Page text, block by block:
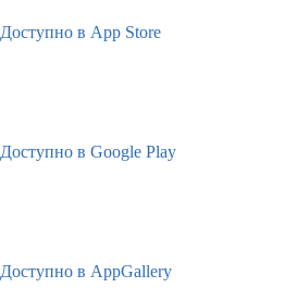
Доступно в App Store
Доступно в Google Play
Доступно в AppGallery